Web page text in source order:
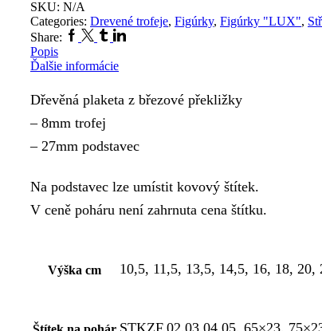
SKU: N/A
Categories: Drevené trofeje, Figúrky, Figúrky "LUX",
Share: Facebook
Twitter
TumblrLinkedin
Popis
Ďalšie informácie
Dřevěná plaketa z březové překližky
– 8mm trofej
– 27mm podstavec
Na podstavec lze umístit kovový štítek.
V ceně poháru není zahrnuta cena štítku.
Výška cm 10,5, 11,5, 13,5, 14,5, 16, 18, 20,
STKZF,02,03,04,05, 65×23,